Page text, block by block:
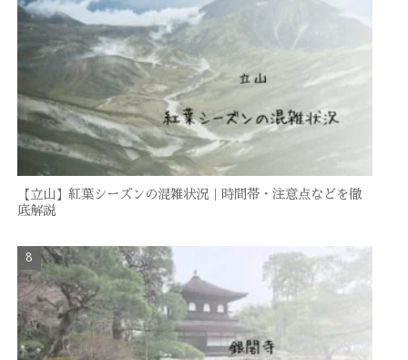
【立山】紅葉シーズンの混雑状況｜時間帯・注意点などを徹
底解説